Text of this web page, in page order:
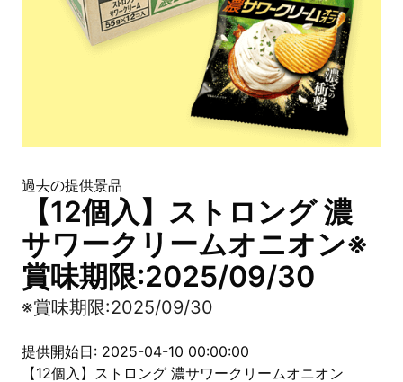
過去の提供景品
【12個入】ストロング 濃
サワークリームオニオン※
賞味期限:2025/09/30
※賞味期限:2025/09/30
提供開始日: 2025-04-10 00:00:00
【12個入】ストロング 濃サワークリームオニオン